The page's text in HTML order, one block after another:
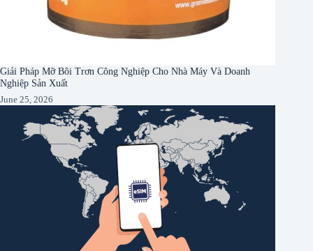
Giải Pháp Mỡ Bôi Trơn Công Nghiệp Cho Nhà Máy Và Doanh
Nghiệp Sản Xuất
June 25, 2026